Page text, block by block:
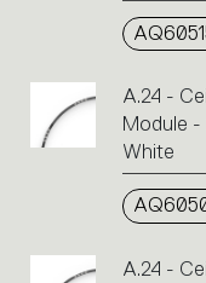
A.24 -
Module
White
A.24 -